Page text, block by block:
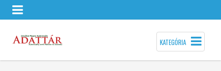
KATEGÓRIA